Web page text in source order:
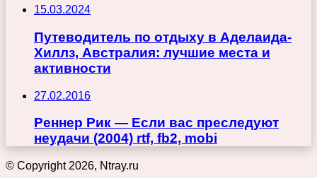
15.03.2024
Путеводитель по отдыху в Аделаида-
Хиллз, Австралия: лучшие места и
активности
27.02.2016
Реннер Рик — Если вас преследуют
неудачи (2004) rtf, fb2, mobi
© Copyright 2026, Ntray.ru